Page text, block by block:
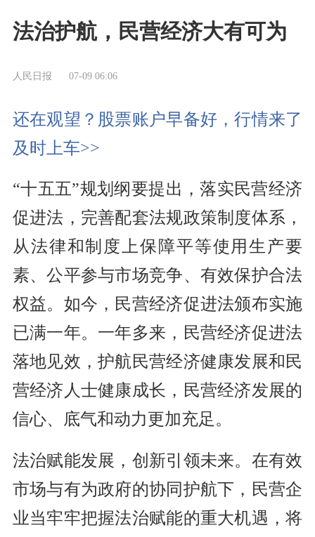
法治护航，民营经济大有可为
人民日报 07-09 06:06
还在观望？股票账户早备好，行情来了
及时上车>>
“十五五”规划纲要提出，落实民营经济
促进法，完善配套法规政策制度体系，
从法律和制度上保障平等使用生产要
素、公平参与市场竞争、有效保护合法
权益。如今，民营经济促进法颁布实施
已满一年。一年多来，民营经济促进法
落地见效，护航民营经济健康发展和民
营经济人士健康成长，民营经济发展的
信心、底气和动力更加充足。
法治赋能发展，创新引领未来。在有效
市场与有为政府的协同护航下，民营企
业当牢牢把握法治赋能的重大机遇，将